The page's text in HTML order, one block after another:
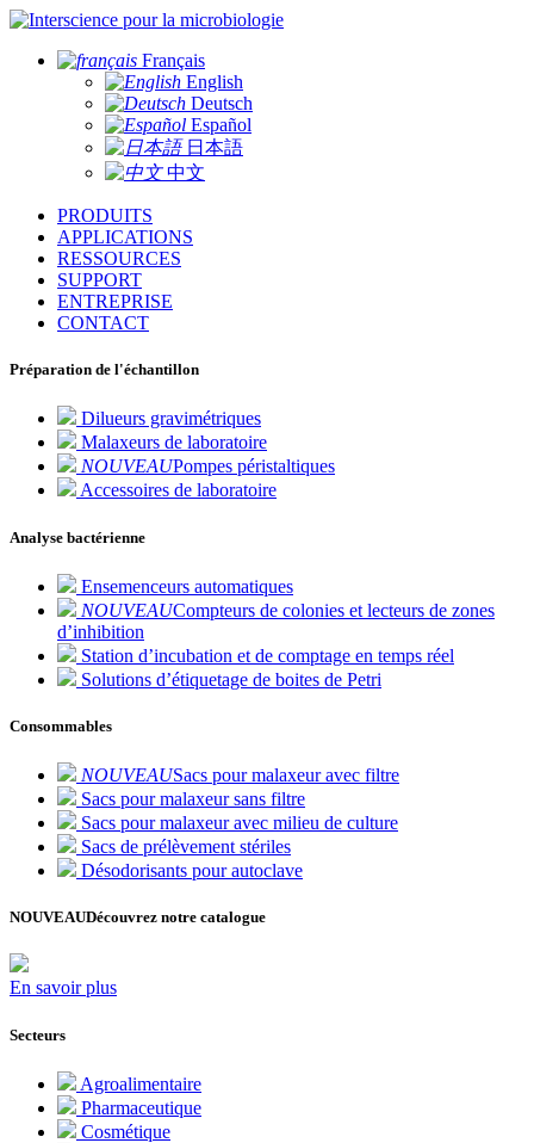
pour la microbiologie
Français
English
Deutsch
Español
日本語
中文
PRODUITS
APPLICATIONS
RESSOURCES
SUPPORT
ENTREPRISE
CONTACT
Préparation de l'échantillon
Dilueurs gravimétriques
Malaxeurs de laboratoire
NOUVEAUPompes péristaltiques
Accessoires de laboratoire
Analyse bactérienne
Ensemenceurs automatiques
NOUVEAUCompteurs de colonies et lecteurs de zones
d’inhibition
Station d’incubation et de comptage en temps réel
Solutions d’étiquetage de boites de Petri
Consommables
NOUVEAUSacs pour malaxeur avec filtre
Sacs pour malaxeur sans filtre
Sacs pour malaxeur avec milieu de culture
Sacs de prélèvement stériles
Désodorisants pour autoclave
NOUVEAUDécouvrez notre catalogue
En savoir plus
Secteurs
Agroalimentaire
Pharmaceutique
Cosmétique